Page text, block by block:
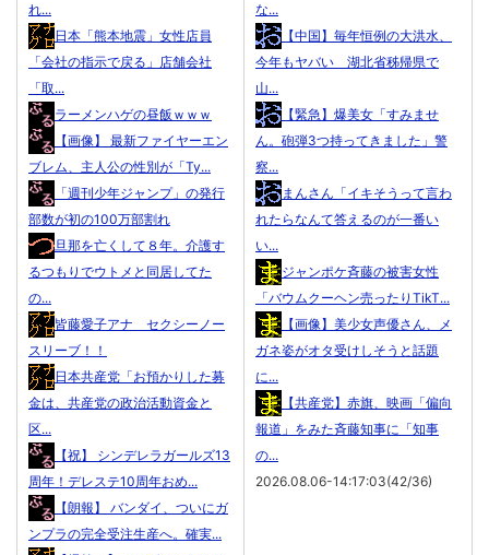
れ...
日本「熊本地震」女性店員
「会社の指示で戻る」店舗会社
「取...
ラーメンハゲの昼飯ｗｗｗ
【画像】 最新ファイヤーエン
ブレム、主人公の性別が「Ty...
「週刊少年ジャンプ」の発行
部数が初の100万部割れ
旦那を亡くして８年。介護す
るつもりでウトメと同居してた
の...
皆藤愛子アナ セクシーノー
スリーブ！！
日本共産党「お預かりした募
金は、共産党の政治活動資金と
区...
【祝】 シンデレラガールズ13
周年！デレステ10周年おめ...
【朗報】 バンダイ、ついにガ
ンプラの完全受注生産へ。確実...
な...
【中国】毎年恒例の大洪水、
今年もヤバい 湖北省秭帰県で
山...
【緊急】爆美女「すみませ
ん。砲弾3つ持ってきました」警
察...
まんさん「イキそうって言わ
れたらなんて答えるのが一番い
い...
ジャンポケ斉藤の被害女性
「バウムクーヘン売ったりTikT...
【画像】美少女声優さん、メ
ガネ姿がオタ受けしそうと話題
に...
【共産党】赤旗、映画「偏向
報道」をみた斉藤知事に「知事
の...
2026.08.06-14:17:03(42/36)